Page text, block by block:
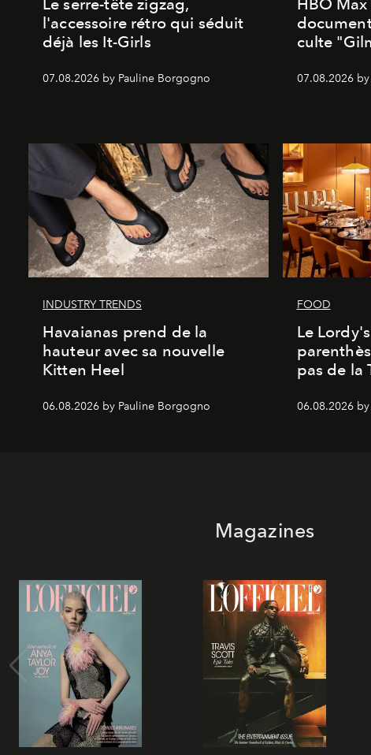
l'accessoire rétro qui séduit
déjà les It-Girls
07.08.2026 by Pauline Borgogno
culte
07.08.2026
INDUSTRY TRENDS
Havaianas prend de la
hauteur avec sa nouvelle
Kitten Heel
06.08.2026 by Pauline Borgogno
FOOD
Le
pas de la
06.08.2026
Magazines